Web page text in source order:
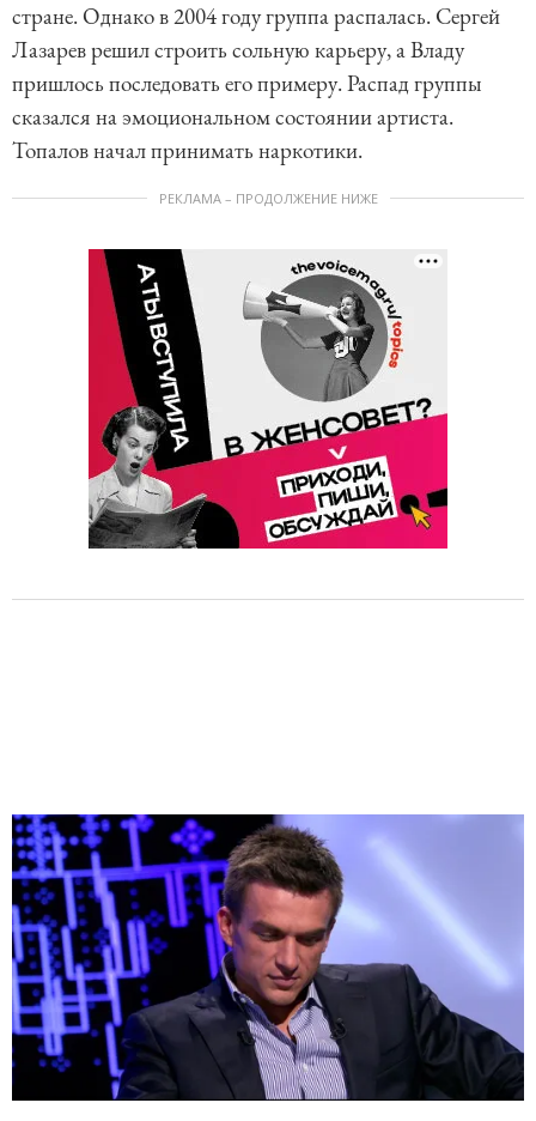
стране. Однако в 2004 году группа распалась. Сергей
Лазарев решил строить сольную карьеру, а Владу
пришлось последовать его примеру. Распад группы
сказался на эмоциональном состоянии артиста.
Топалов начал принимать наркотики.
РЕКЛАМА – ПРОДОЛЖЕНИЕ НИЖЕ